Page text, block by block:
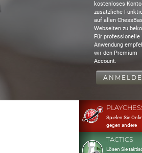
kostenloses Konto
zusätzliche
auf allen
Webseiten zu
Für professionelle
Anwendung
wir den Premium
Account.
Spielen Sie
gegen andere
TACTICS
Lösen Sie